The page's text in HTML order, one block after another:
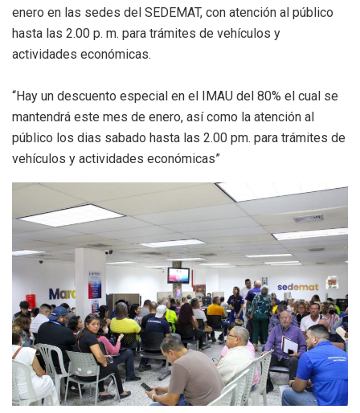
enero en las sedes del SEDEMAT, con atención al público
hasta las 2.00 p. m. para trámites de vehículos y
actividades económicas.
“Hay un descuento especial en el IMAU del 80% el cual se
mantendrá este mes de enero, así como la atención al
público los dias sabado hasta las 2.00 pm. para trámites de
vehículos y actividades económicas”